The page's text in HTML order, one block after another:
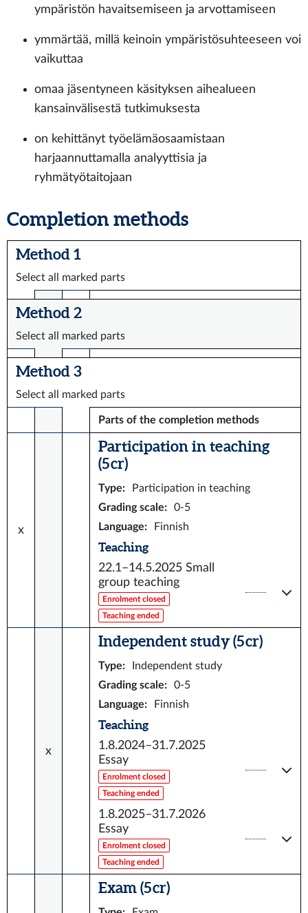
ympäristön havaitsemiseen ja arvottamiseen
ymmärtää, millä keinoin ympäristösuhteeseen voi
vaikuttaa
omaa jäsentyneen käsityksen aihealueen
kansainvälisestä tutkimuksesta
on kehittänyt työelämäosaamistaan
harjaannuttamalla analyyttisia ja
ryhmätyötaitojaan
Completion methods
Method 1
Select all marked parts
Method 2
Select all marked parts
Method 3
Select all marked parts
Parts of the completion methods
x
Participation in teaching
(5 cr)
Type:
Participation in teaching
Grading scale:
0-5
Language: Finnish
Teaching
22.1–14.5.2025 Small
group teaching
Enrolment closed
Teaching ended
x
Independent study (5 cr)
Type:
Independent study
Grading scale:
0-5
Language: Finnish
Teaching
1.8.2024–31.7.2025
Essay
Enrolment closed
Teaching ended
1.8.2025–31.7.2026
Essay
Enrolment closed
Teaching ended
Exam (5 cr)